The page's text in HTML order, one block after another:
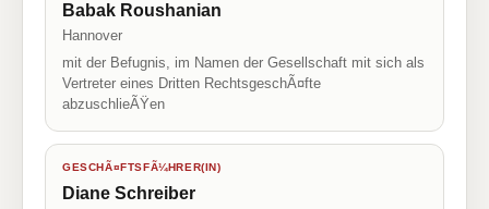
Babak Roushanian
Hannover
mit der Befugnis, im Namen der Gesellschaft mit sich als
Vertreter eines Dritten RechtsgeschÃ¤fte
abzuschlieÃŸen
GESCHÃ¤FTSFÃ¼HRER(IN)
Diane Schreiber